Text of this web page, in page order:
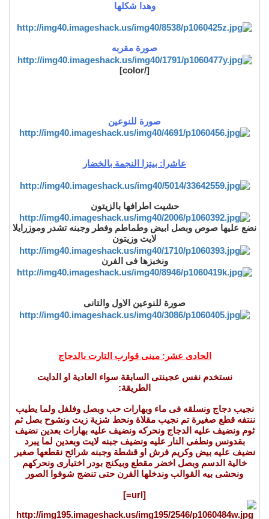
وهدا شكلها
صورة مقربه
[/color]
صورة للنوعين
عاشرا: بيتزا النجمة بالخضار
حشيت اطرافها بالزيتون
نضع عليها صوص وبصل ابيض وطماطم وفطر وجبنه تشدر وموزرايلا
لايت وزيتون
ونخبزها فى الفرن
صورة للنوعين الاول والتانى
الحادى عشر: مينى قوارب التارت بالدجاج
نستخدم نفس عجينتى السابقة سواء العادية او الدايت
الطريقة:
نجيب دجاج ونسلقه فى ماء وبهارات حب وبصل وفلفل ولما يطيب
ننتفه قطع صغيرة تم نجيب مقلاة ونحط شزية زيت ونشوح بصل ثم
ثوم ونضيف عليه الدجاج ونحركه ونضيف عليه بهارات بعدين نضيف
بقدونس ونطفى النار عليه ونضيف جبنه لايت وبعدين لما يبرد
نضيف عليه بيض وكريم فرش او قشطة وجبنه شرائح نقطعها صغير
خالية الدسم وبصل اخضر مقطع وبيكنج بودر اختيارى ونحركهم
ونحشى بيه القوالب وندخلها الفرن حتى تنضج شوفوا الصور
[url=]